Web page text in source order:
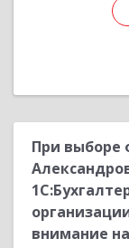
При выборе
внимание